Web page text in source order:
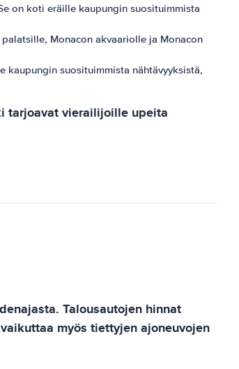
on koti eräille kaupungin suosituimmista
Monacon akvaariolle ja Monacon
kaupungin suosituimmista nähtävyyksistä,
tarjoavat vierailijoille upeita
Talousautojen hinnat
myös tiettyjen ajoneuvojen